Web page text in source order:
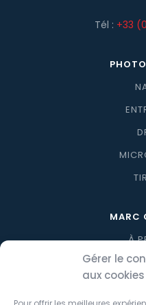
Gérer le
aux cookies
Tél : +33
MARC
À